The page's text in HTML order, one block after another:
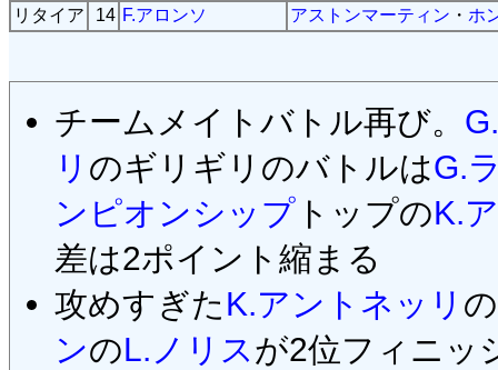
リタイア
14 F.アロンソ アストンマーティン ・ ホ
チームメイトバトル再び。
リ のギリギリのバトルはG.
ンピオンシップ トップのK.
差は2ポイント縮まる
攻めすぎた K.アントネッリ
ンのL.ノリスが2位フィニッ